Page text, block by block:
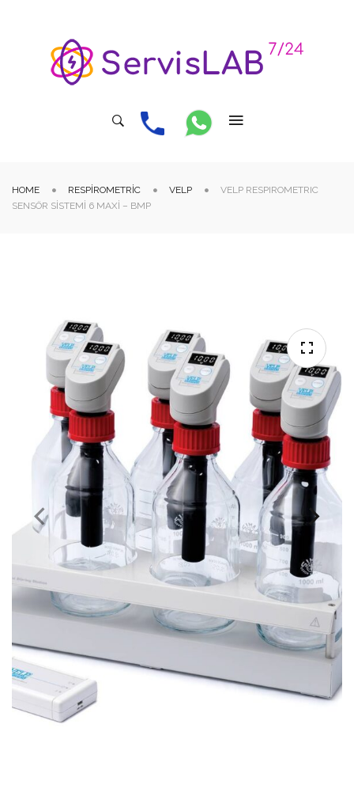
HOME RESPIROMETRIC VELP
VELP RESPIROMETRIC
SENSÖR SISTEMI 6 MAXI – BMP